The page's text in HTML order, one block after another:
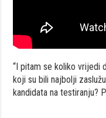
“I pitam se koliko vrijedi
koji su bili najbolji
kandidata na testiranju?